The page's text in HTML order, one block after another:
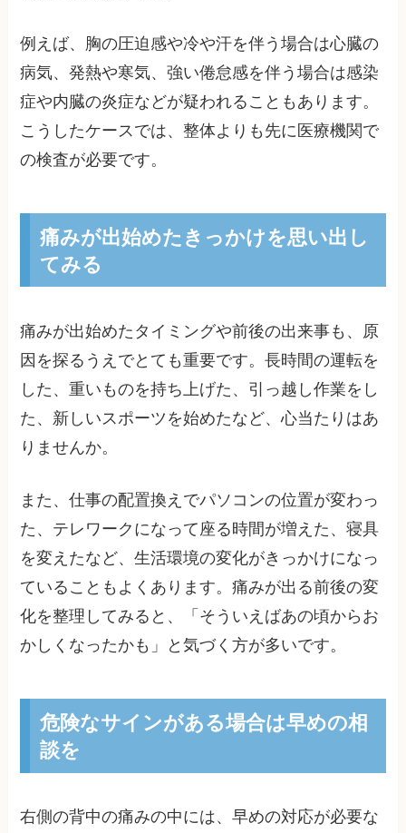
例えば、胸の圧迫感や冷や汗を伴う場合は心臓の
病気、発熱や寒気、強い倦怠感を伴う場合は感染
症や内臓の炎症などが疑われることもあります。
こうしたケースでは、整体よりも先に医療機関で
の検査が必要です。
痛みが出始めたきっかけを思い出し
てみる
痛みが出始めたタイミングや前後の出来事も、原
因を探るうえでとても重要です。長時間の運転を
した、重いものを持ち上げた、引っ越し作業をし
た、新しいスポーツを始めたなど、心当たりはあ
りませんか。
また、仕事の配置換えでパソコンの位置が変わっ
た、テレワークになって座る時間が増えた、寝具
を変えたなど、生活環境の変化がきっかけになっ
ていることもよくあります。痛みが出る前後の変
化を整理してみると、「そういえばあの頃からお
かしくなったかも」と気づく方が多いです。
危険なサインがある場合は早めの相
談を
右側の背中の痛みの中には、早めの対応が必要な